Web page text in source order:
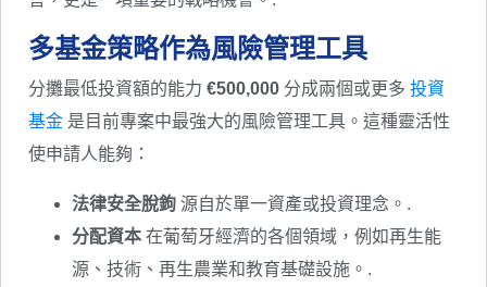
多基金策略作為風險管理工具
分攤最低投資額的能力 €500,000 分成兩個或更多 投資
基金 是目前專案中最強大的風險管理工具。這種靈活性
使申請人能夠：
法律安全脫鉤 源自於單一資產或投資理念。.
分配資本 在葡萄牙經濟的各個領域，例如再生能
源、技術、再生農業和教育基礎設施。.